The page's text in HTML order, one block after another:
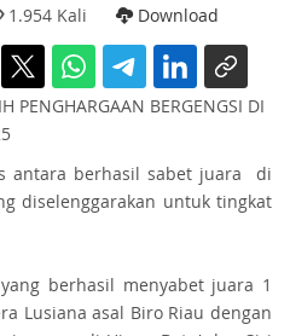
1.954 Kali Download
antara berhasil sabet juara di
diselenggarakan untuk tingkat
berhasil menyabet juara 1
Lusiana asal Biro Riau dengan